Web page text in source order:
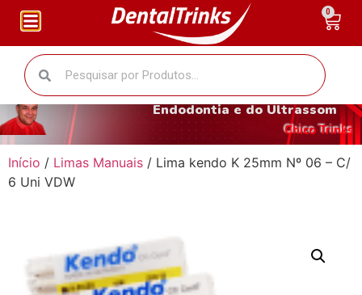
O fantástico mundo da
Endodontia e do Ultrassom
Chico Trinks
Início / Limas Manuais / Lima kendo K 25mm Nº 06 – C/
6 Uni VDW
0